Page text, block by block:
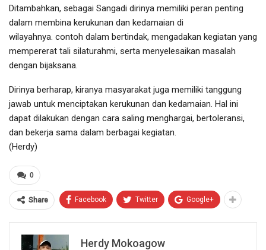
Ditambahkan, sebagai Sangadi dirinya memiliki peran penting
dalam membina kerukunan dan kedamaian di
wilayahnya. contoh dalam bertindak, mengadakan kegiatan yang
mempererat tali silaturahmi, serta menyelesaikan masalah
dengan bijaksana.
Dirinya berharap, kiranya masyarakat juga memiliki tanggung
jawab untuk menciptakan kerukunan dan kedamaian. Hal ini
dapat dilakukan dengan cara saling menghargai, bertoleransi,
dan bekerja sama dalam berbagai kegiatan.
(Herdy)
0
Share Facebook Twitter Google+
Herdy Mokoagow